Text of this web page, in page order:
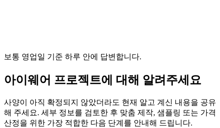
보통 영업일 기준 하루 안에 답변합니다.
아이웨어 프로젝트에 대해 알려주세요
사양이 아직 확정되지 않았더라도 현재 알고 계신 내용을 공유
해 주세요. 세부 정보를 검토한 후 맞춤 제작, 샘플링 또는 가격
산정을 위한 가장 적합한 다음 단계를 안내해 드립니다.